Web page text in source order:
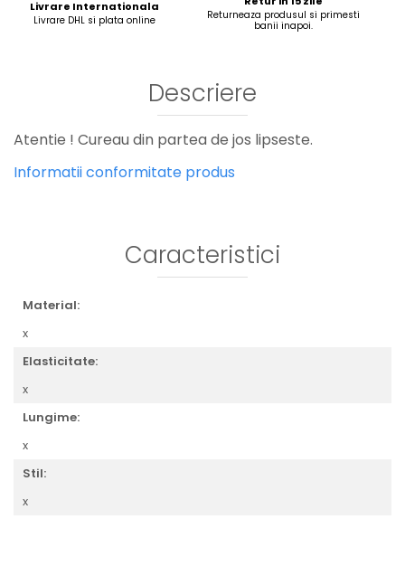
Livrare Internationala
Livrare DHL si plata online
Returneaza produsul si primesti
banii inapoi.
Descriere
Atentie ! Cureau din partea de jos lipseste.
Informatii conformitate produs
Caracteristici
Material:
x
Elasticitate:
x
Lungime:
x
Stil:
x